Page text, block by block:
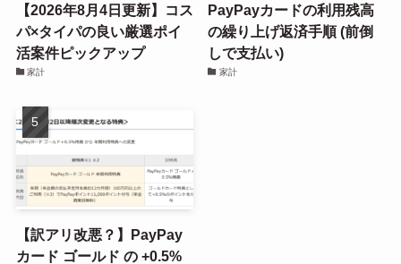
【2026年8月4日更新】コス
パ×タイパの良い厳選ポイ
活案件ピックアップ
家計
PayPayカードの利用残高
の繰り上げ返済手順 (前倒
しで支払い)
家計
【訳アリ改悪？】PayPay
カード ゴールド の +0.5%